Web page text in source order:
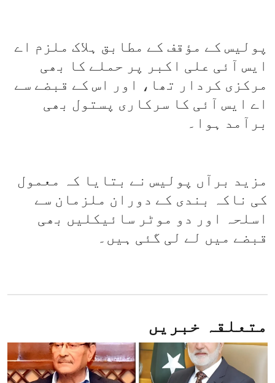
پولیس کے مؤقف کے مطابق ہلاک ملزم اے
ایس آئی علی اکبر پر حملے کا بھی
مرکزی کردار تھا، اور اس کے قبضے سے
اے ایس آئی کا سرکاری پستول بھی
برآمد ہوا۔
مزید برآں پولیس نے بتایا کہ معمول
کی ناکہ بندی کے دوران ملزمان سے
اسلحہ اور دو موٹر سائیکلیں بھی
قبضے میں لے لی گئی ہیں۔
متعلقہ خبریں